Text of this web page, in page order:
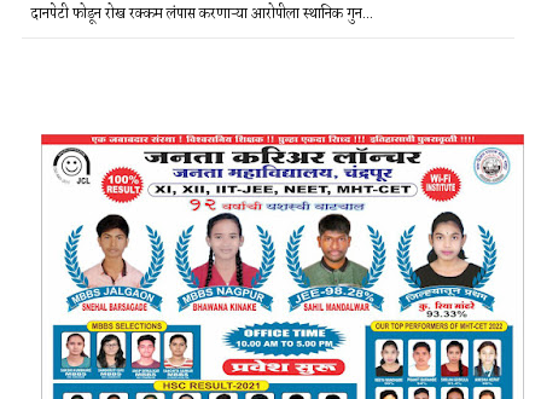
दानपेटी फोडून रोख रक्कम लंपास करणाऱ्या आरोपीला स्थानिक गुन...